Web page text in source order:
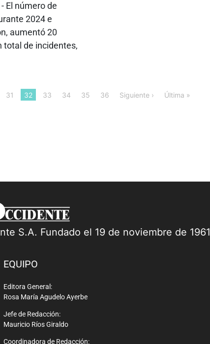
- El número de
2024 e
aumentó 20
total de incidentes,
31 32 33 34 35 36 Siguiente › Última »
S.A. Fundado el 19 de noviembre de 1961
EQUIPO
Editora General:
Rosa María Agudelo Ayerbe
Jefe de Redacción:
Mauricio Ríos Giraldo
Coordinadora de Redacción: